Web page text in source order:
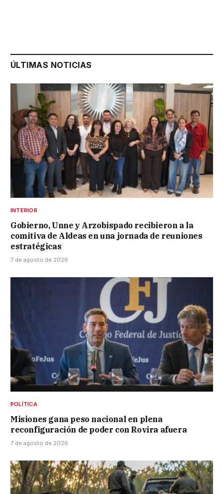
ÚLTIMAS NOTICIAS
INTERIOR
Gobierno, Unne y Arzobispado recibieron a la
comitiva de Aldeas en una jornada de reuniones
estratégicas
7 de agosto de 2026
POLÍTICA
Misiones gana peso nacional en plena
reconfiguración de poder con Rovira afuera
7 de agosto de 2026